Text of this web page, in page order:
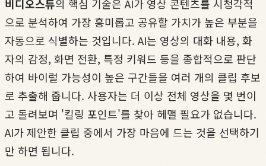
비디오스튜의 핵심 기술은 AI가 영상 콘텐츠를 시청각적
으로 분석하여 가장 흥미롭고 공유할 가치가 높은 부분을
자동으로 식별하는 것입니다. AI는 영상의 대화 내용, 화
자의 감정, 화면 전환, 특정 키워드 등을 종합적으로 판단
하여 바이럴 가능성이 높은 구간들을 여러 개의 클립 후보
로 추출해 줍니다. 사용자는 더 이상 전체 영상을 몇 번이
고 돌려보며 '킬링 포인트'를 찾아 헤맬 필요가 없습니다.
AI가 제안한 클립 중에서 가장 마음에 드는 것을 선택하기
만 하면 됩니다.